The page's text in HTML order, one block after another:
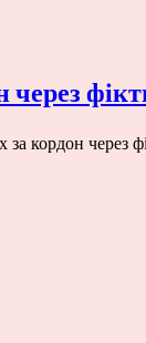
через
за кордон